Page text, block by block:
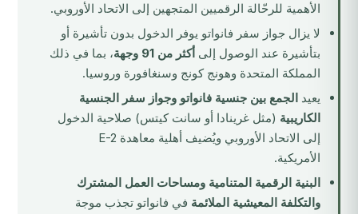
الأهمية للرحّالة الرقميين المتجهين إلى الاتحاد الأوروبي.
لا يزال جواز سفر فانواتو يوفر الدخول بدون تأشيرة أو
بتأشيرة عند الوصول إلى أكثر من 91 وجهة
، بما في ذلك
المملكة المتحدة وهونج كونج وسنغافورة وروسيا.
يعيد الجمع بين جنسية فانواتو وجواز سفر الجنسية
الكاريبية (مثل غرينادا أو سانت كيتس) صلاحية الدخول
إلى الاتحاد الأوروبي ويُضيف أهلية معاهدة E-2
الأمريكية.
البنية الرقمية المتنامية ومساحات العمل المشترك
والتكلفة المعيشية الملائمة في فانواتو تجذب موجة